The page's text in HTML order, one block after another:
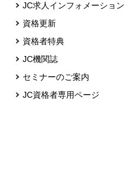
JC求人インフォメーション
資格更新
資格者特典
JC機関誌
セミナーのご案内
JC資格者専用ページ